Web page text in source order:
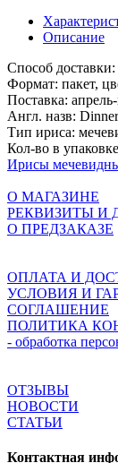
Описание
Способ доставки:
Формат: пакет,
Поставка:
Англ. назв:
Тип ириса:
Кол-во в
Ирисы
О МАГАЗИНЕ
РЕКВИЗИТЫ И
О ПРЕДЗАКАЗЕ
ОПЛАТА И
УСЛОВИЯ И
СОГЛАШЕНИЕ
ПОЛИТИКА
- обработка
ОТЗЫВЫ
НОВОСТИ
СТАТЬИ
Контактная